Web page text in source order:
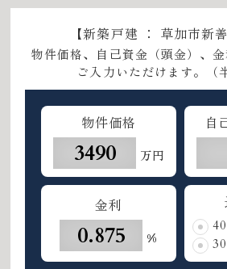
【新築戸建 ： 草加市新
物件価格、自己資金（頭金）、
ご入力いただけます。（
物件価格
万円
自
金利
%